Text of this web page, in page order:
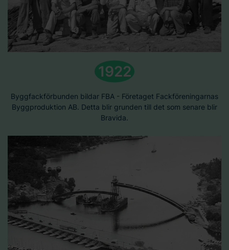
1922
Byggfackförbunden bildar FBA - Företaget Fackföreningarnas
Byggproduktion AB. Detta blir grunden till det som senare blir
Bravida.